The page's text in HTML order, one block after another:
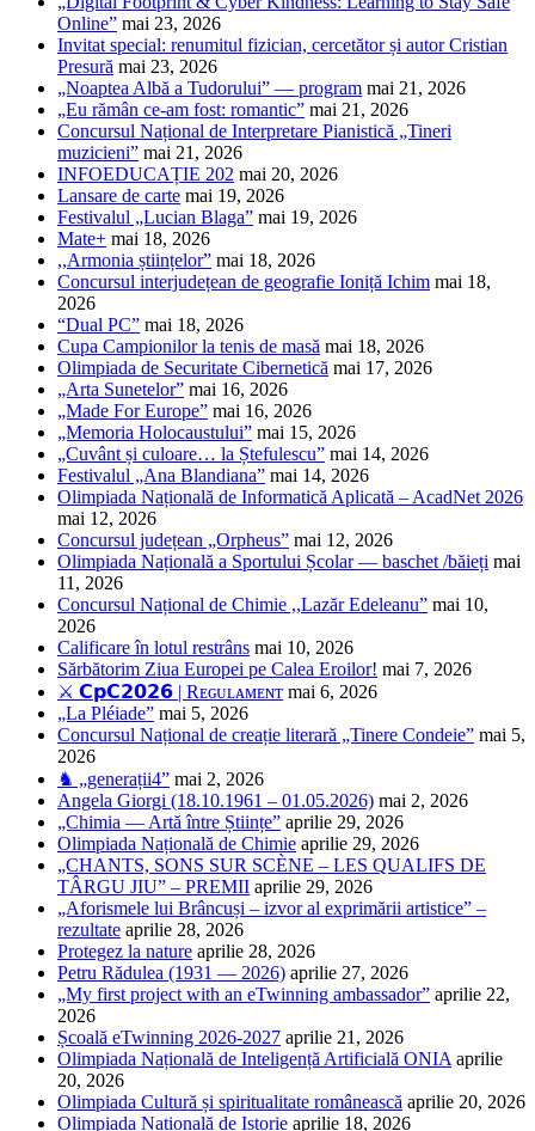
Online” mai 23, 2026
Invitat special: renumitul fizician, cercetător și autor Cristian
Presură mai 23, 2026
„Noaptea Albă a Tudorului” — program mai 21, 2026
„Eu rămân ce-am fost: romantic” mai 21, 2026
Concursul Național de Interpretare Pianistică „Tineri
muzicieni” mai 21, 2026
INFOEDUCAȚIE 202 mai 20, 2026
Lansare de carte mai 19, 2026
Festivalul „Lucian Blaga” mai 19, 2026
Mate+ mai 18, 2026
,,Armonia științelor” mai 18, 2026
Concursul interjudețean de geografie Ioniță Ichim mai 18,
2026
“Dual PC” mai 18, 2026
Cupa Campionilor la tenis de masă mai 18, 2026
Olimpiada de Securitate Cibernetică mai 17, 2026
„Arta Sunetelor” mai 16, 2026
„Made For Europe” mai 16, 2026
„Memoria Holocaustului” mai 15, 2026
„Cuvânt și culoare… la Ștefulescu” mai 14, 2026
Festivalul „Ana Blandiana” mai 14, 2026
Olimpiada Națională de Informatică Aplicată – AcadNet 2026
mai 12, 2026
Concursul județean „Orpheus” mai 12, 2026
Olimpiada Națională a Sportului Școlar — baschet /băieți mai
11, 2026
Concursul Național de Chimie ,,Lazăr Edeleanu” mai 10,
2026
Calificare în lotul restrâns mai 10, 2026
Sărbătorim Ziua Europei pe Calea Eroilor! mai 7, 2026
⚔️ 𝗖𝗽𝗖𝟮𝟬𝟮𝟲 | Rᴇɢᴜʟᴀᴍᴇɴᴛ mai 6, 2026
„La Pléiade” mai 5, 2026
Concursul Național de creație literară „Tinere Condeie” mai 5,
2026
♞ „generații4” mai 2, 2026
Angela Giorgi (18.10.1961 – 01.05.2026) mai 2, 2026
„Chimia — Artă între Științe” aprilie 29, 2026
Olimpiada Națională de Chimie aprilie 29, 2026
„CHANTS, SONS SUR SCÈNE – LES QUALIFS DE
TÂRGU JIU” – PREMII aprilie 29, 2026
„Aforismele lui Brâncuși – izvor al exprimării artistice” –
rezultate aprilie 28, 2026
Protegez la nature aprilie 28, 2026
Petru Rădulea (1931 — 2026) aprilie 27, 2026
„My first project with an eTwinning ambassador” aprilie 22,
2026
Școală eTwinning 2026-2027 aprilie 21, 2026
Olimpiada Națională de Inteligență Artificială ONIA aprilie
20, 2026
Olimpiada Cultură și spiritualitate românească aprilie 20, 2026
Olimpiada Națională de Istorie aprilie 18, 2026